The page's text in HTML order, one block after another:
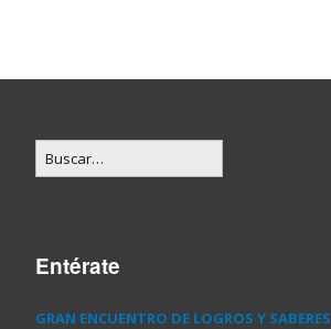
Entérate
GRAN ENCUENTRO DE LOGROS Y SABERES